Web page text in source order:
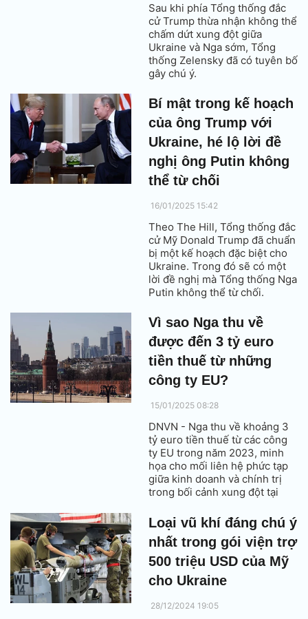
Sau khi phía Tổng thống đắc
cử Trump thừa nhận không thể
chấm dứt xung đột giữa
Ukraine và Nga sớm, Tổng
thống Zelensky đã có tuyên bố
gây chú ý.
Bí mật trong kế hoạch
của ông Trump với
Ukraine, hé lộ lời đề
nghị ông Putin không
thể từ chối
16/01/2025 15:42
Theo The Hill, Tổng thống đắc
cử Mỹ Donald Trump đã chuẩn
bị một kế hoạch đặc biệt cho
Ukraine. Trong đó sẽ có một
lời đề nghị mà Tổng thống Nga
Putin không thể từ chối.
Vì sao Nga thu về
được đến 3 tỷ euro
tiền thuế từ những
công ty EU?
15/01/2025 08:28
DNVN - Nga thu về khoảng 3
tỷ euro tiền thuế từ các công
ty EU trong năm 2023, minh
họa cho mối liên hệ phức tạp
giữa kinh doanh và chính trị
trong bối cảnh xung đột tại
Loại vũ khí đáng chú ý
nhất trong gói viện trợ
500 triệu USD của Mỹ
cho Ukraine
28/12/2024 19:05